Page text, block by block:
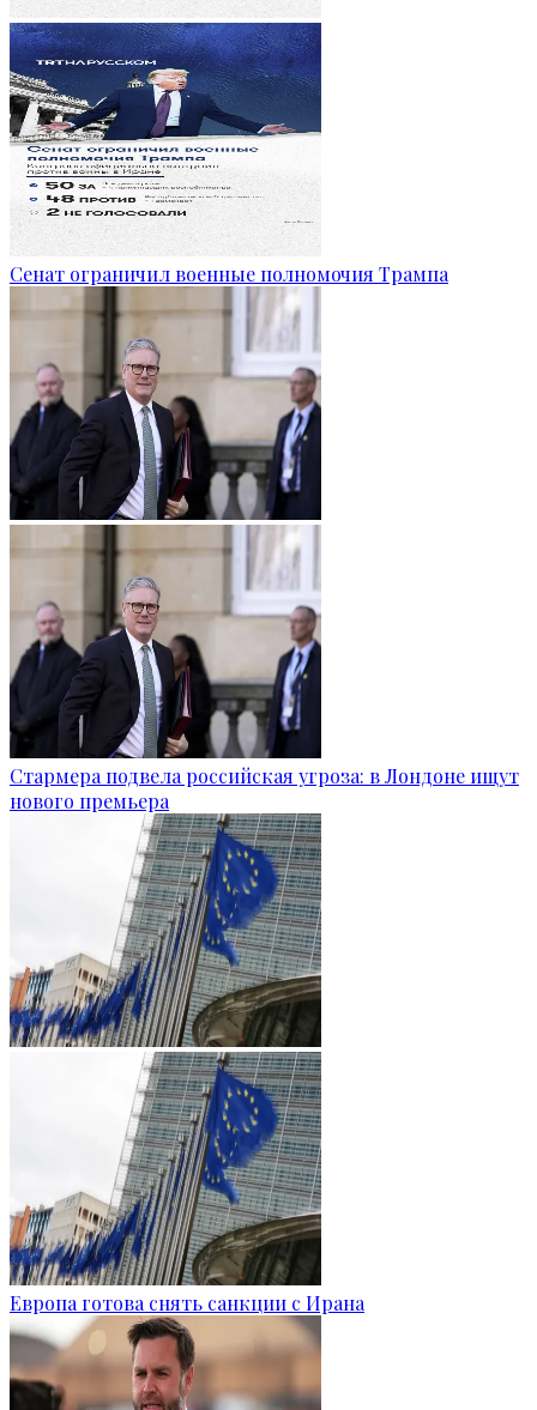
Сенат ограничил военные полномочия Трампа
Стармера подвела российская угроза: в Лондоне ищут
нового премьера
Европа готова снять санкции с Ирана